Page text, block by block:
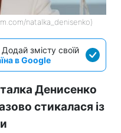
natalka_denisenko)
змісту своїй
в Google
Денисенко
стикалася із